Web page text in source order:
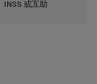
INSS 或互助